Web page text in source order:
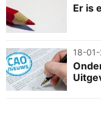
Er is
18-